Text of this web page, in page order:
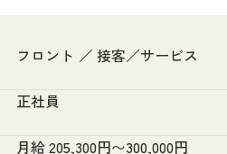
フロント 接客／サービス
正社員
月給 205,300円〜300,000円